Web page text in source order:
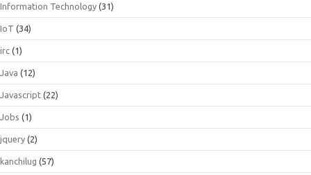
Information Technology (31)
IoT (34)
irc (1)
Java (12)
Javascript (22)
Jobs (1)
jquery (2)
kanchilug (57)